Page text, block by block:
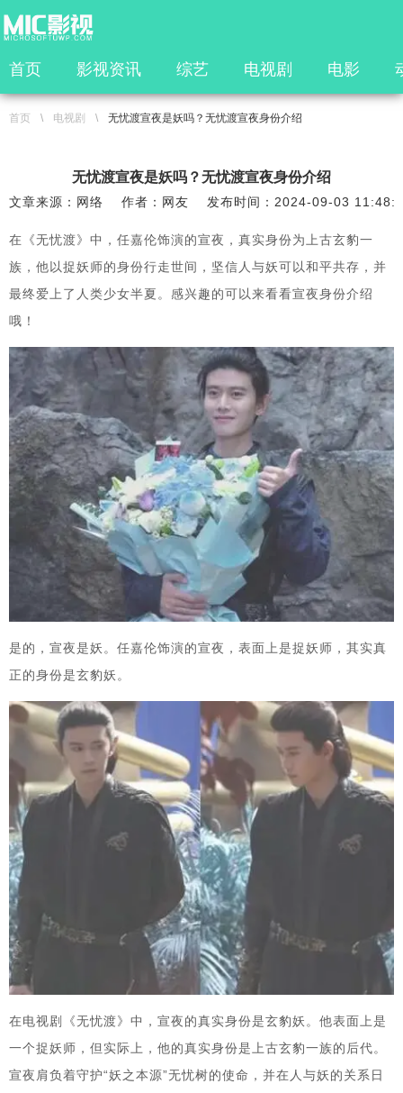
首页 影视资讯 综艺 电视剧 电影
首页 \ 电视剧 \ 无忧渡宣夜是妖吗？无忧渡宣夜身份介绍
无忧渡宣夜是妖吗？无忧渡宣夜身份介绍
文章来源：网络 作者：网友 发布时间：2024-09-03
在《无忧渡》中，任嘉伦饰演的宣夜，真实身份为上古玄豹一
族，他以捉妖师的身份行走世间，坚信人与妖可以和平共存，并
最终爱上了人类少女半夏。感兴趣的可以来看看宣夜身份介绍
哦！
‌是的，‌宣夜是妖。‌‌任嘉伦饰演的宣夜，表面上是捉妖师，其实真
正的身份是玄豹妖。
在电视剧《‌无忧渡》中，宣夜的真实身份是‌玄豹妖。他表面上是
一个捉妖师，但实际上，他的真实身份是上古玄豹一族的后代。
宣夜肩负着守护“妖之本源”无忧树的使命，并在人与妖的关系日